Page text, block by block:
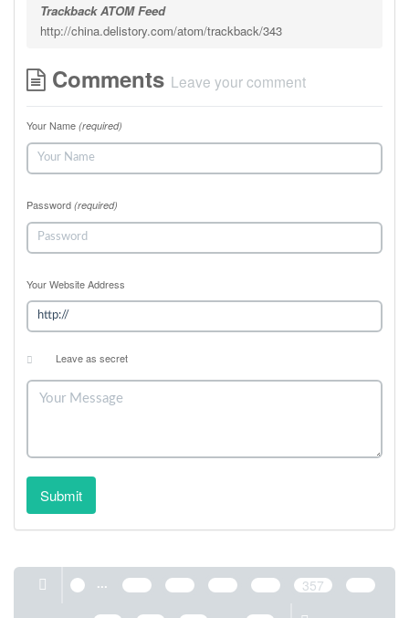
Trackback ATOM Feed
http://china.delistory.com/atom/trackback/343
Comments Leave your comment
Your Name (required)
Password (required)
Your Website Address
Leave as secret
Submit
... 357